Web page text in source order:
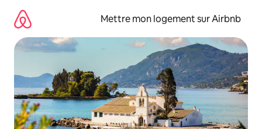
directement
contenu
Mettre mon logement sur Airbnb